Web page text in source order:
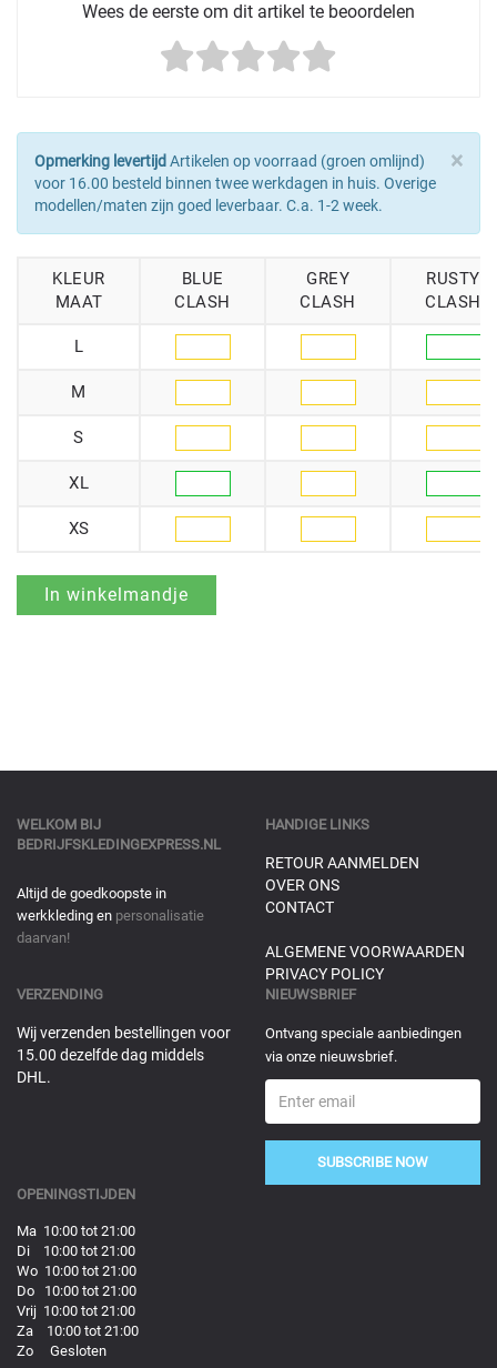
Wees de eerste om dit artikel te beoordelen
×
Opmerking levertijd Artikelen op voorraad (groen omlijnd)
voor 16.00 besteld binnen twee werkdagen in huis. Overige
modellen/maten zijn goed leverbaar. C.a. 1-2 week.
KLEUR
MAAT
BLUE
CLASH
GREY
CLASH
RUSTY
CLASH
L
M
S
XL
XS
WELKOM BIJ
BEDRIJFSKLEDINGEXPRESS.NL
Altijd de goedkoopste in
werkkleding en personalisatie
daarvan!
HANDIGE LINKS
RETOUR AANMELDEN
OVER ONS
CONTACT
ALGEMENE VOORWAARDEN
PRIVACY POLICY
VERZENDING
Wij verzenden bestellingen voor
15.00 dezelfde dag middels
DHL.
NIEUWSBRIEF
Ontvang speciale aanbiedingen
via onze nieuwsbrief.
SUBSCRIBE NOW
OPENINGSTIJDEN
Ma 10:00 tot 21:00
Di 10:00 tot 21:00
Wo 10:00 tot 21:00
Do 10:00 tot 21:00
Vrij 10:00 tot 21:00
Za 10:00 tot 21:00
Zo Gesloten